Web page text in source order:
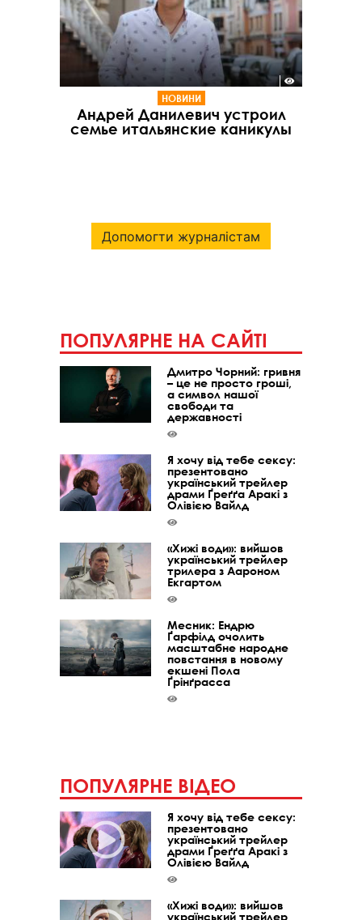
НОВИНИ
Андрей Данилевич устроил
семье итальянские каникулы
Допомогти журналістам
ПОПУЛЯРНЕ НА САЙТІ
Дмитро Чорний: гривня
– це не просто гроші,
а символ нашої
свободи та
державності
Я хочу від тебе сексу:
презентовано
український трейлер
драми Ґреґґа Аракі з
Олівією Вайлд
«Хижі води»: вийшов
український трейлер
трилера з Аароном
Екгартом
Месник: Ендрю
Ґарфілд очолить
масштабне народне
повстання в новому
екшені Пола
Ґрінґрасса
ПОПУЛЯРНЕ ВІДЕО
Я хочу від тебе сексу:
презентовано
український трейлер
драми Ґреґґа Аракі з
Олівією Вайлд
«Хижі води»: вийшов
український трейлер